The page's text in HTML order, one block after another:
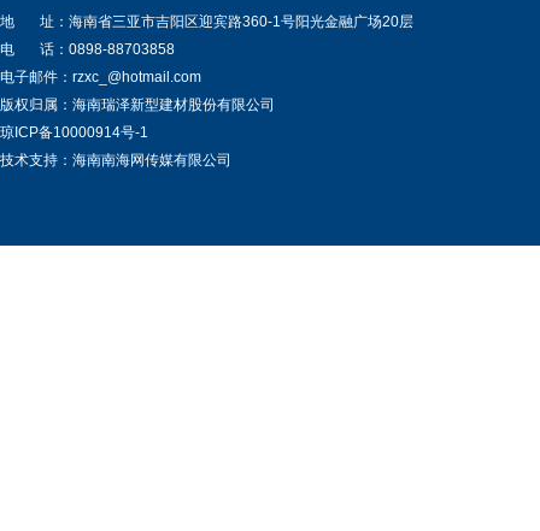
地 址：海南省三亚市吉阳区迎宾路360-1号阳光金融广场20层
电 话：0898-88703858
电子邮件：rzxc_@hotmail.com
版权归属：海南瑞泽新型建材股份有限公司
琼ICP备10000914号-1
技术支持：海南南海网传媒有限公司